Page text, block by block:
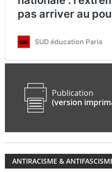
Publication
(version
ANTIRACISME &